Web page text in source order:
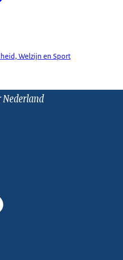
Welzijn en Sport